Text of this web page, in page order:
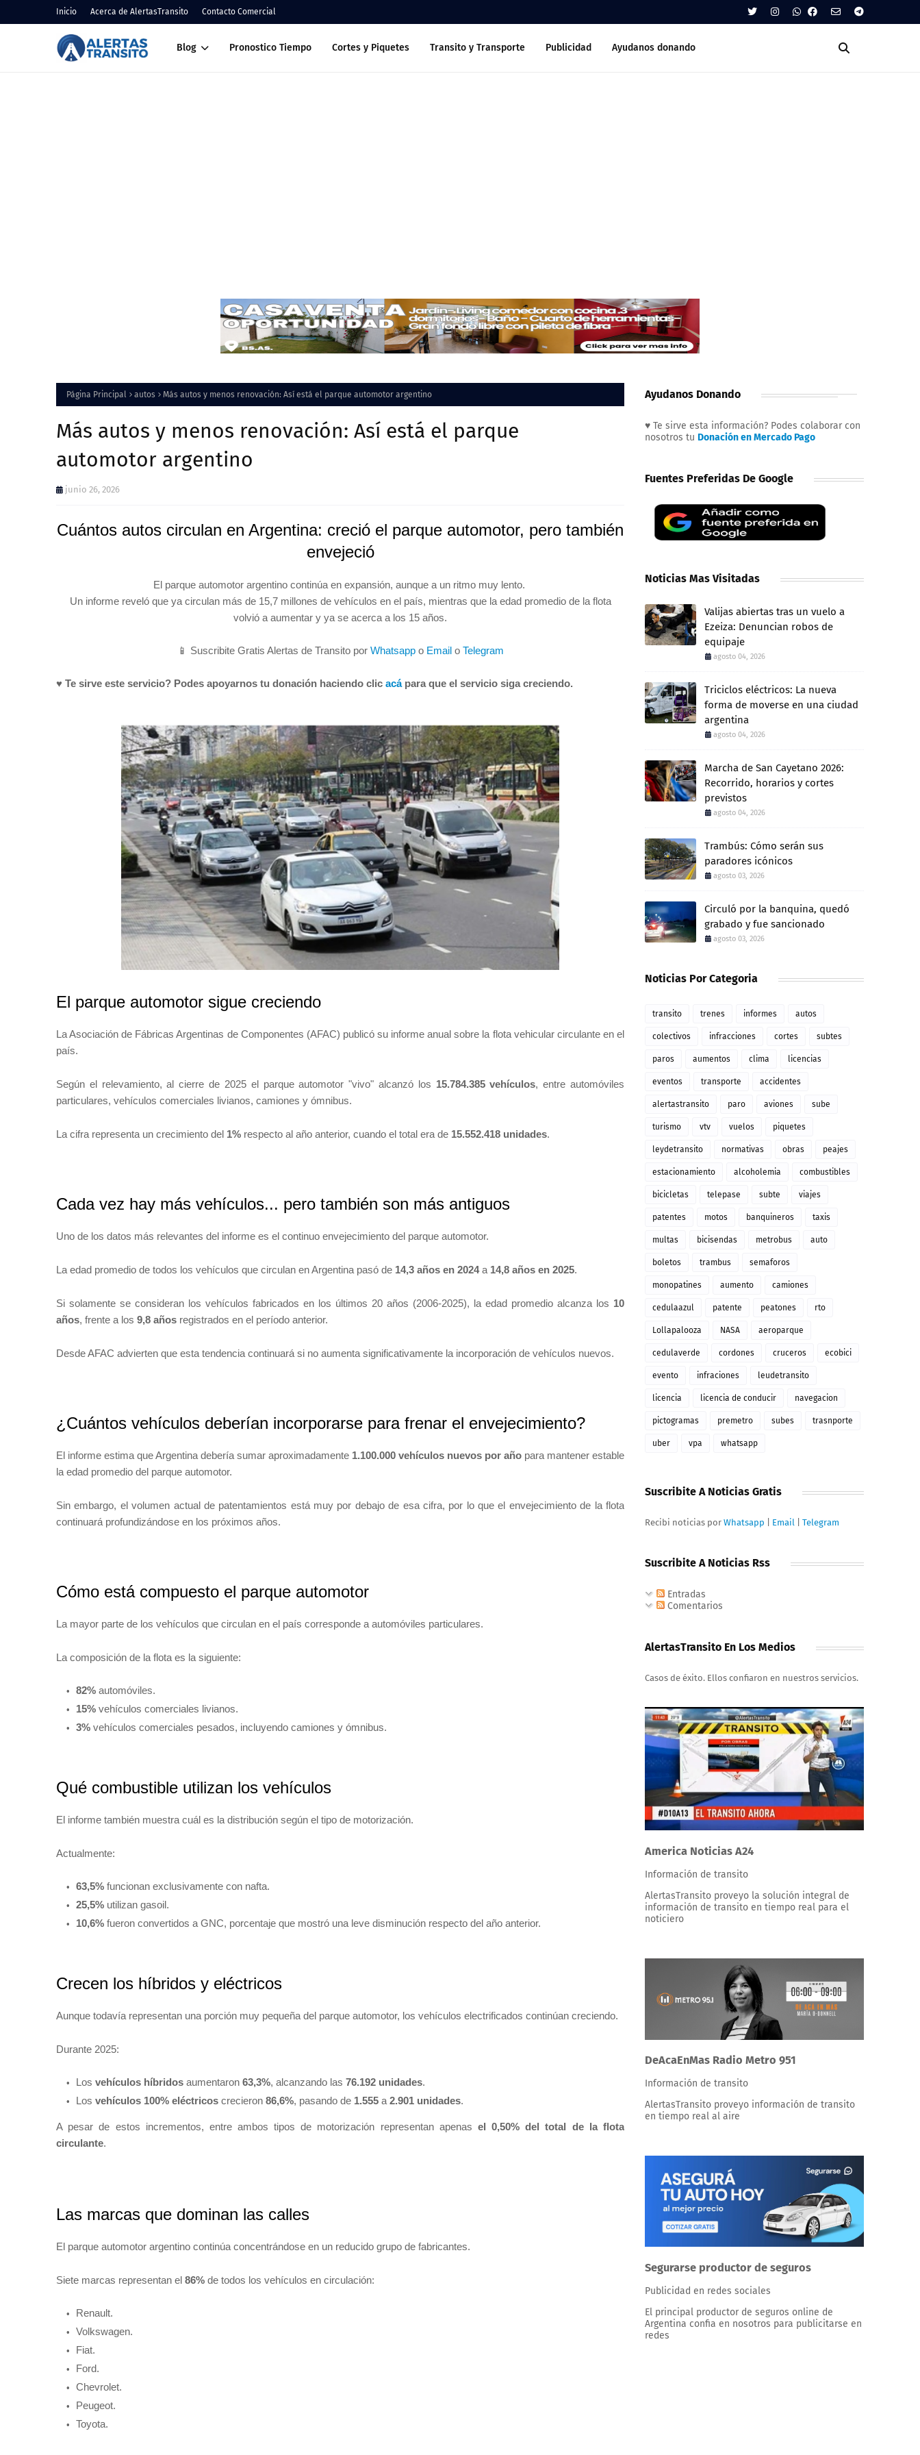
Inicio Acerca de AlertasTransito Contacto Comercial
Blog Pronostico Tiempo Cortes y Piquetes Transito y Transporte Publicidad Ayudanos donando
Página Principal autos Más autos y menos renovación: Así está el parque automotor argentino
Más autos y menos renovación: Así está el parque
automotor argentino
junio 26, 2026
Cuántos autos circulan en Argentina: creció el parque automotor, pero también
envejeció
El parque automotor argentino continúa en expansión, aunque a un ritmo muy lento.
Un informe reveló que ya circulan más de 15,7 millones de vehículos en el país, mientras que la edad promedio de la flota
volvió a aumentar y ya se acerca a los 15 años.
📱 Suscribite Gratis Alertas de Transito por Whatsappo Emailo Telegram
♥ Te sirve este servicio? Podes apoyarnos tu donación haciendo clic acápara que el servicio siga creciendo.
El parque automotor sigue creciendo
La Asociación de Fábricas Argentinas de Componentes (AFAC) publicó su informe anual sobre la flota vehicular circulante en el
país.
Según el relevamiento, al cierre de 2025 el parque automotor "vivo" alcanzó los 15.784.385 vehículos, entre automóviles
particulares, vehículos comerciales livianos, camiones y ómnibus.
La cifra representa un crecimiento del 1% respecto al año anterior, cuando el total era de 15.552.418 unidades.
Cada vez hay más vehículos... pero también son más antiguos
Uno de los datos más relevantes del informe es el continuo envejecimiento del parque automotor.
La edad promedio de todos los vehículos que circulan en Argentina pasó de 14,3 años en 2024a 14,8 años en 2025.
Si solamente se consideran los vehículos fabricados en los últimos 20 años (2006-2025), la edad promedio alcanza los 10
años, frente a los 9,8 años registrados en el período anterior.
Desde AFAC advierten que esta tendencia continuará si no aumenta significativamente la incorporación de vehículos nuevos.
¿Cuántos vehículos deberían incorporarse para frenar el envejecimiento?
El informe estima que Argentina debería sumar aproximadamente 1.100.000 vehículos nuevos por año para mantener estable
la edad promedio del parque automotor.
Sin embargo, el volumen actual de patentamientos está muy por debajo de esa cifra, por lo que el envejecimiento de la flota
continuará profundizándose en los próximos años.
Cómo está compuesto el parque automotor
La mayor parte de los vehículos que circulan en el país corresponde a automóviles particulares.
La composición de la flota es la siguiente:
82% automóviles.
15% vehículos comerciales livianos.
3% vehículos comerciales pesados, incluyendo camiones y ómnibus.
Qué combustible utilizan los vehículos
El informe también muestra cuál es la distribución según el tipo de motorización.
Actualmente:
63,5% funcionan exclusivamente con nafta.
25,5% utilizan gasoil.
10,6% fueron convertidos a GNC, porcentaje que mostró una leve disminución respecto del año anterior.
Crecen los híbridos y eléctricos
Aunque todavía representan una porción muy pequeña del parque automotor, los vehículos electrificados continúan creciendo.
Durante 2025:
Los vehículos híbridos aumentaron 63,3%, alcanzando las 76.192 unidades.
Los vehículos 100% eléctricos crecieron 86,6%, pasando de 1.555 a 2.901 unidades.
A pesar de estos incrementos, entre ambos tipos de motorización representan apenas el 0,50% del total de la flota
circulante.
Las marcas que dominan las calles
El parque automotor argentino continúa concentrándose en un reducido grupo de fabricantes.
Siete marcas representan el 86% de todos los vehículos en circulación:
Renault.
Volkswagen.
Fiat.
Ford.
Chevrolet.
Peugeot.
Toyota.
Ayudanos Donando
♥ Te sirve esta información? Podes colaborar con
nosotros tu Donación en Mercado Pago
Fuentes Preferidas De Google
Noticias Mas Visitadas
Valijas abiertas tras un vuelo a
Ezeiza: Denuncian robos de
equipaje
agosto 04, 2026
Triciclos eléctricos: La nueva
forma de moverse en una ciudad
argentina
agosto 04, 2026
Marcha de San Cayetano 2026:
Recorrido, horarios y cortes
previstos
agosto 04, 2026
Trambús: Cómo serán sus
paradores icónicos
agosto 03, 2026
Circuló por la banquina, quedó
grabado y fue sancionado
agosto 03, 2026
Noticias Por Categoria
transito trenes informes autos
colectivos infracciones cortes subtes
paros aumentos clima licencias
eventos transporte accidentes
alertastransito paro aviones sube
turismo vtv vuelos piquetes
leydetransito normativas obras peajes
estacionamiento alcoholemia combustibles
bicicletas telepase subte viajes
patentes motos banquineros taxis
multas bicisendas metrobus auto
boletos trambus semaforos
monopatines aumento camiones
cedulaazul patente peatones rto
Lollapalooza NASA aeroparque
cedulaverde cordones cruceros ecobici
evento infraciones leudetransito
licencia licencia de conducir navegacion
pictogramas premetro subes trasnporte
uber vpa whatsapp
Suscribite A Noticias Gratis
Recibi noticias por Whatsapp Email Telegram
Suscribite A Noticias Rss
Entradas
Comentarios
AlertasTransito En Los Medios
Casos de éxito. Ellos confiaron en nuestros servicios.
America Noticias A24
Información de transito
AlertasTransito proveyo la solución integral de
información de transito en tiempo real para el
noticiero
DeAcaEnMas Radio Metro 951
Información de transito
AlertasTransito proveyo información de transito
en tiempo real al aire
Segurarse productor de seguros
Publicidad en redes sociales
El principal productor de seguros online de
Argentina confia en nosotros para publicitarse en
redes